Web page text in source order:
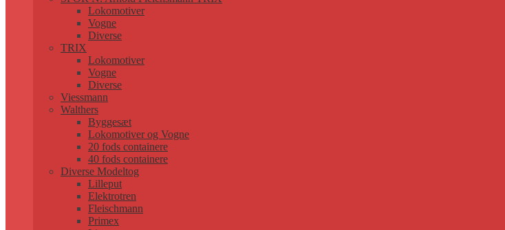
Lokomotiver
Vogne
Diverse
TRIX
Lokomotiver
Vogne
Diverse
Viessmann
Walthers
Byggesæt
Lokomotiver og Vogne
20 fods containere
40 fods containere
Diverse Modeltog
Lilleput
Elektrotren
Fleischmann
Primex